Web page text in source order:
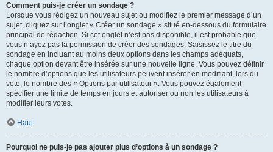
Comment puis-je créer un sondage ?
Lorsque vous rédigez un nouveau sujet ou modifiez le premier message d’un
sujet, cliquez sur l’onglet « Créer un sondage » situé en-dessous du formulaire
principal de rédaction. Si cet onglet n’est pas disponible, il est probable que
vous n’ayez pas la permission de créer des sondages. Saisissez le titre du
sondage en incluant au moins deux options dans les champs adéquats,
chaque option devant être insérée sur une nouvelle ligne. Vous pouvez définir
le nombre d’options que les utilisateurs peuvent insérer en modifiant, lors du
vote, le nombre des « Options par utilisateur ». Vous pouvez également
spécifier une limite de temps en jours et autoriser ou non les utilisateurs à
modifier leurs votes.
Haut
Pourquoi ne puis-je pas ajouter plus d’options à un sondage ?